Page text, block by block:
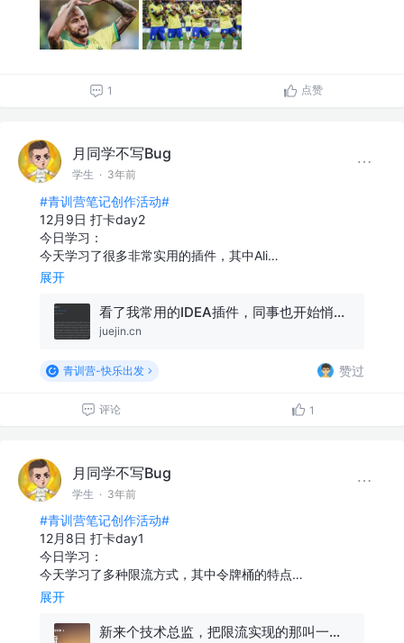
1 点赞
月同学不写Bug
学生 · 3年前
#青训营笔记创作活动#
12月9日 打卡day2
今日学习：
今天学习了很多非常实用的插件，其中Ali…
展开
看了我常用的IDEA插件，同事也开始悄悄安装了...
juejin.cn
青训营-快乐出发 赞过
评论 1
月同学不写Bug
学生 · 3年前
#青训营笔记创作活动#
12月8日 打卡day1
今日学习：
今天学习了多种限流方式，其中令牌桶的特点…
展开
新来个技术总监，把限流实现的那叫一个优雅，佩服！